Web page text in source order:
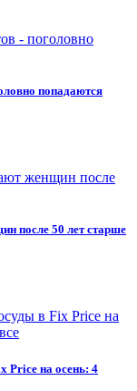
попадаются
после 50 лет старше
Price на осень: 4